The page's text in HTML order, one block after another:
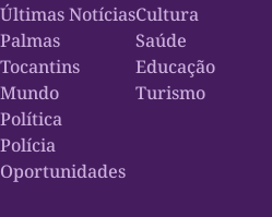
Últimas Notícias
Palmas
Tocantins
Mundo
Política
Polícia
Oportunidades
Cultura
Saúde
Educação
Turismo